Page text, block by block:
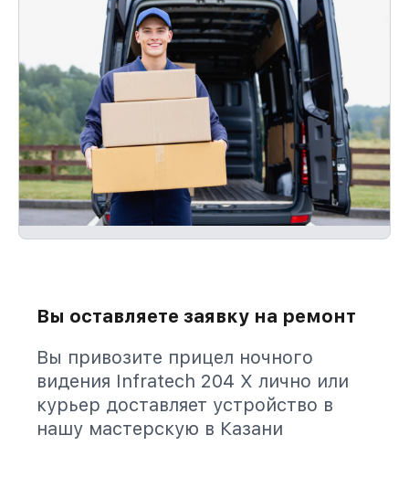
Вы оставляете заявку на ремонт
Вы привозите прицел ночного
видения Infratech 204 Х лично или
курьер доставляет устройство в
нашу мастерскую в Казани